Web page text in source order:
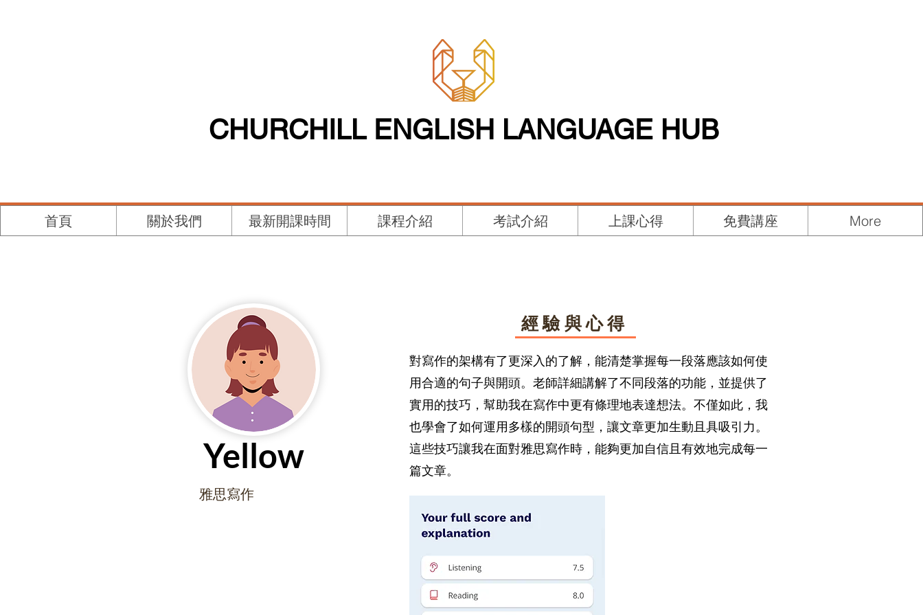
CHURCHILL ENGLISH LANGUAGE HUB
首頁 關於我們 最新開課時間 課程介紹 考試介紹 上課心得 免費講座 More
Yellow
雅思寫作
經驗與心得
對寫作的架構有了更深入的了解，能清楚掌握每一段落應該如何使
用合適的句子與開頭。老師詳細講解了不同段落的功能，並提供了
實用的技巧，幫助我在寫作中更有條理地表達想法。不僅如此，我
也學會了如何運用多樣的開頭句型，讓文章更加生動且具吸引力。
這些技巧讓我在面對雅思寫作時，能夠更加自信且有效地完成每一
篇文章。